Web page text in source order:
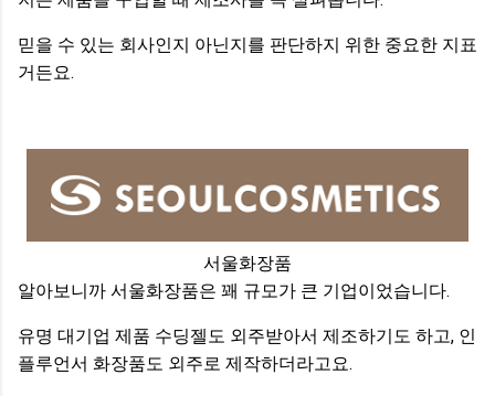
믿을 수 있는 회사인지 아닌지를 판단하지 위한 중요한 지표
거든요.
서울화장품
알아보니까 서울화장품은 꽤 규모가 큰 기업이었습니다.
유명 대기업 제품 수딩젤도 외주받아서 제조하기도 하고, 인
플루언서 화장품도 외주로 제작하더라고요.